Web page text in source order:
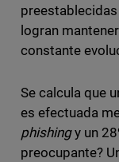
logran
constante
Se calcula que
es efectuada
phishingy un
preocupante?